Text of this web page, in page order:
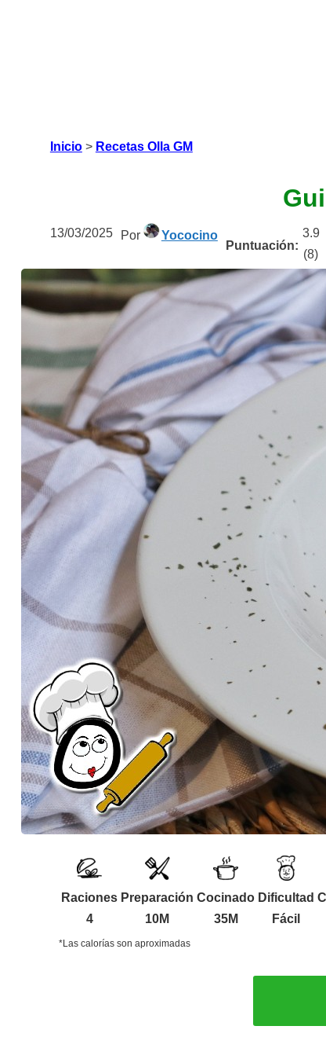
Inicio> Recetas Olla GM
13/03/2025 Por Yococino
Puntuación:
3.9
(8)
Raciones
4
Preparación
10M
Cocinado
35M
Dificultad
Fácil
*Las calorías son aproximadas